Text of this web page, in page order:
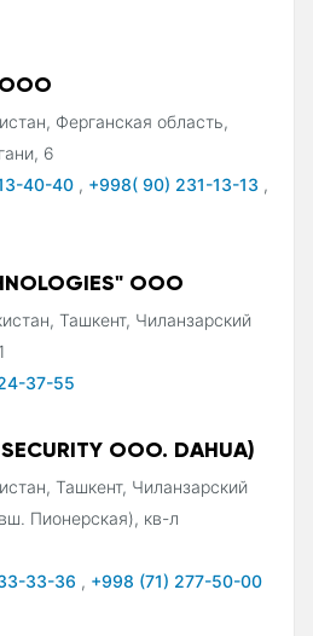
ООО
Ферганская область,
6
40-40 , +998( 90) 231-13-13 ,
ООО
Ташкент, Чиланзарский
37-55
ООО. DAHUA)
Ташкент, Чиланзарский
Пионерская), кв-л
33-36 , +998 (71) 277-50-00